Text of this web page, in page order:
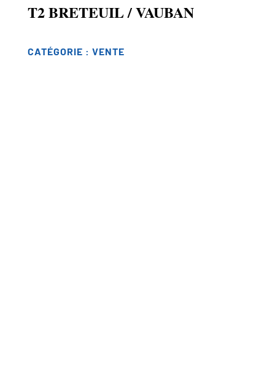
T2 BRETEUIL / VAUBAN
CATÉGORIE : VENTE